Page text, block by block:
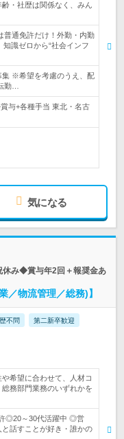
・社歴は関係なく、みん
普通免許だけ！外勤・内勤
識ゼロから“社会インフ
※希望を考慮のうえ、配
勤…
与+各種手当 東北・名古
気になる
休み◆賞与年2回＋報奨金あ
／物流管理／総務)】
不問 第二新卒歓迎
希望に合わせて、人材コ
務部門業務のいずれかを
◎20～30代活躍中 ◎営
話すことが好き・誰かの